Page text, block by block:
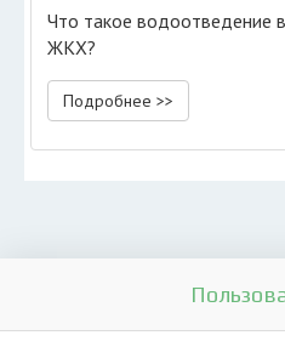
Что такое водоотведение
ЖКХ?
Подробнее >>